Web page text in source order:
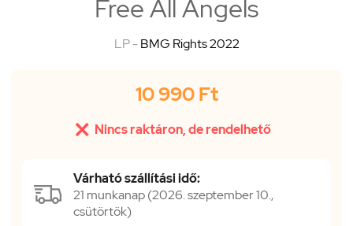
Free All Angels
LP -BMG Rights 2022
10 990 Ft
 Nincs raktáron, de rendelhető
Várható szállítási idő:
21 munkanap (2026. szeptember 10.,
csütörtök)